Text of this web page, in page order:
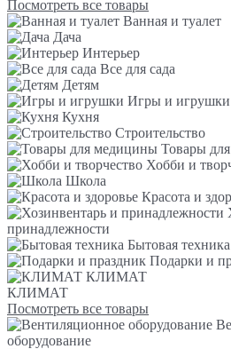
Посмотреть все товары
Ванная и туалет
Дача
Интерьер
Все для сада
Детям
Игры и игрушки
Кухня
Строительство
Товары
Хобби и
Школа
Красота и
принадлежности
Бытовая техника
Подарки и
КЛИМАТ
КЛИМАТ
Посмотреть все товары
оборудование